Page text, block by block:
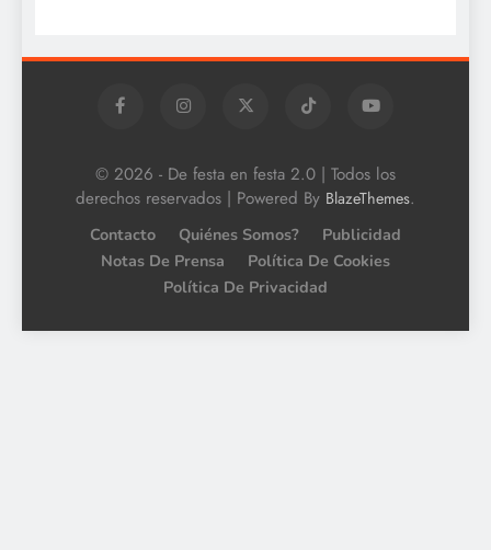
© 2026 - De festa en festa 2.0 | Todos los
derechos reservados | Powered By BlazeThemes.
Contacto Quiénes Somos?
Publicidad
Notas De Prensa
Política De Cookies
Política De Privacidad